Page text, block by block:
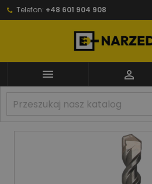
Telefon: +48 601 904 908
 